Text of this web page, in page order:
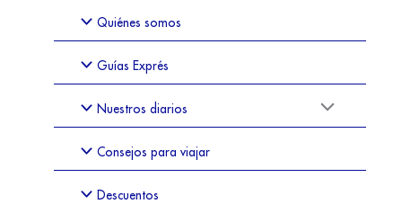
Quiénes somos
Guías Exprés
Nuestros diarios
Consejos para viajar
Descuentos